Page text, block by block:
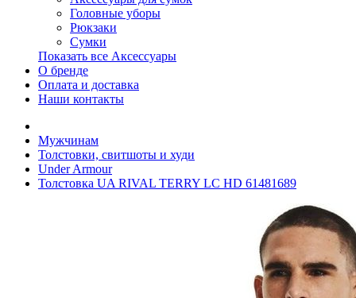
Головные уборы
Рюкзаки
Сумки
Показать все Аксессуары
О бренде
Оплата и доставка
Наши контакты
Мужчинам
Толстовки, свитшоты и худи
Under Armour
Толстовка UA RIVAL TERRY LC HD 61481689